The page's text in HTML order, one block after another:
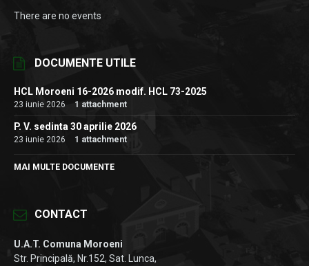
There are no events
DOCUMENTE UTILE
HCL Moroeni 16-2026 modif. HCL 73-2025
23 iunie 2026 1 attachment
P. V. sedinta 30 aprilie 2026
23 iunie 2026 1 attachment
MAI MULTE DOCUMENTE
CONTACT
U.A.T. Comuna Moroeni
Str. Principală, Nr.152, Sat. Lunca,